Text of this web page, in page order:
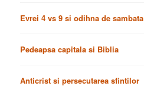
Evrei 4 vs 9 si odihna de sambata
Pedeapsa capitala si Biblia
Anticrist si persecutarea sfintilor